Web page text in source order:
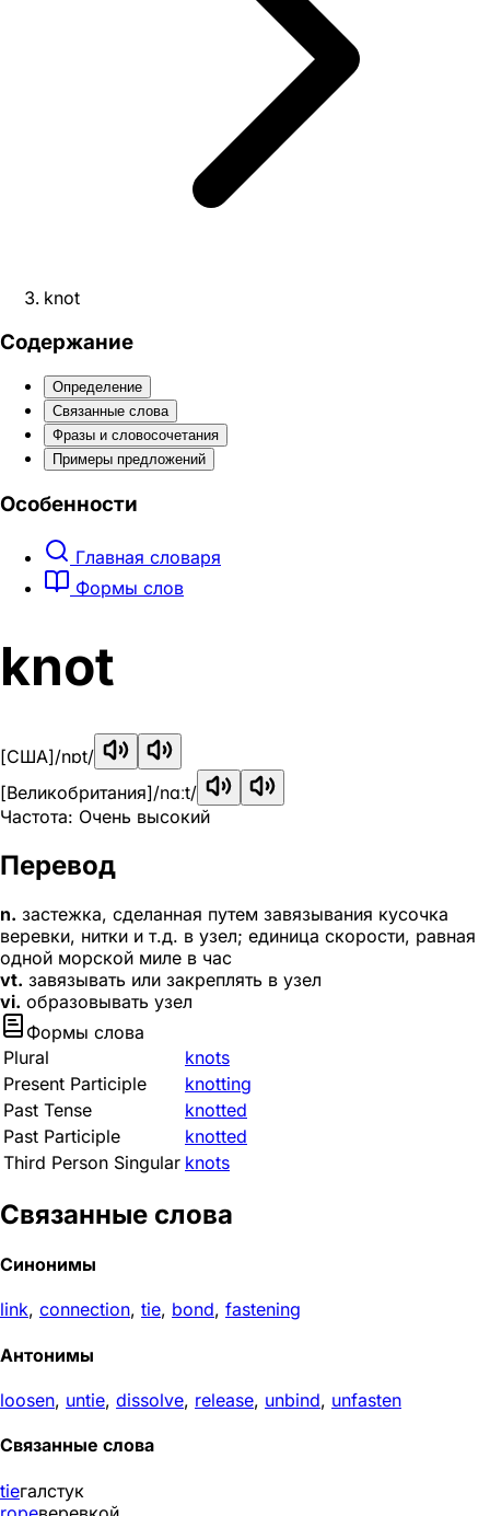
knot
Содержание
Определение
Связанные слова
Фразы и словосочетания
Примеры предложений
Особенности
Главная словаря
Формы слов
knot
[США]/nɒt/
[Великобритания]/nɑːt/
Частота: Очень высокий
Перевод
n. застежка, сделанная путем завязывания кусочка
веревки, нитки и т.д. в узел; единица скорости, равная
одной морской миле в час
vt. завязывать или закреплять в узел
vi. образовывать узел
Формы слова
Plural
knots
Present Participle
knotting
Past Tense
knotted
Past Participle
knotted
Third Person Singular knots
Связанные слова
Синонимы
link, connection, tie, bond, fastening
Антонимы
loosen, untie, dissolve, release, unbind, unfasten
Связанные слова
tieгалстук